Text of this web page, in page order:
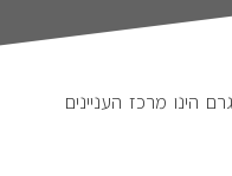
הינו מרכז העניינים